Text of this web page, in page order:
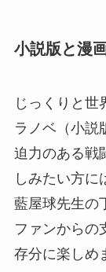
小説版と漫
じっくりと世
ラノベ（小説
迫力のある戦
しみたい方に
藍屋球先生の
ファンからの
存分に楽しめ